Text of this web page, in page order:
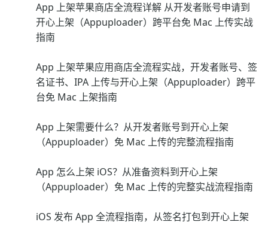
App 上架苹果商店全流程详解 从开发者账号申请到
开心上架（Appuploader）跨平台免 Mac 上传实战
指南
App 上架苹果应用商店全流程实战，开发者账号、签
名证书、IPA 上传与开心上架（Appuploader）跨平
台免 Mac 上架指南
App 上架需要什么？从开发者账号到开心上架
（Appuploader）免 Mac 上传的完整流程指南
App 怎么上架 iOS？从准备资料到开心上架
（Appuploader）免 Mac 上传的完整实战流程指南
iOS 发布 App 全流程指南，从签名打包到开心上架